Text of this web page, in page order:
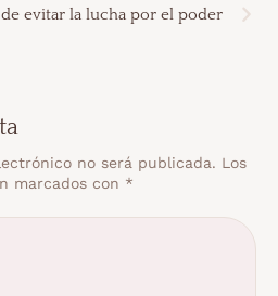
evitar la lucha por el poder
no será publicada. Los
marcados con *